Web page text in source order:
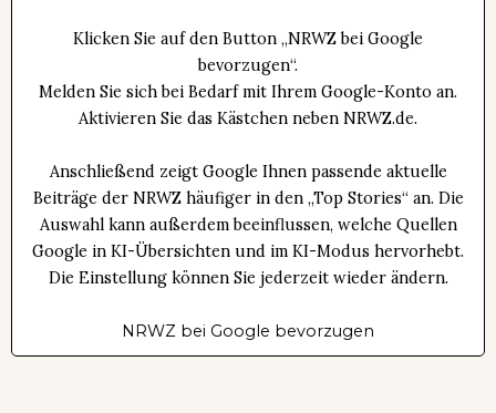
Klicken Sie auf den Button „NRWZ bei Google
bevorzugen“.
Melden Sie sich bei Bedarf mit Ihrem Google-Konto an.
Aktivieren Sie das Kästchen neben NRWZ.de.
Anschließend zeigt Google Ihnen passende aktuelle
Beiträge der NRWZ häufiger in den „Top Stories“ an. Die
Auswahl kann außerdem beeinflussen, welche Quellen
Google in KI-Übersichten und im KI-Modus hervorhebt.
Die Einstellung können Sie jederzeit wieder ändern.
NRWZ bei Google bevorzugen